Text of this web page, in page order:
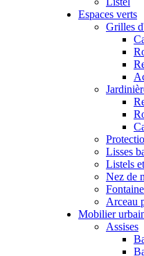
Espaces verts
Grilles
Lisses
Listels
Nez de
Arceau
Mobilier
Assises